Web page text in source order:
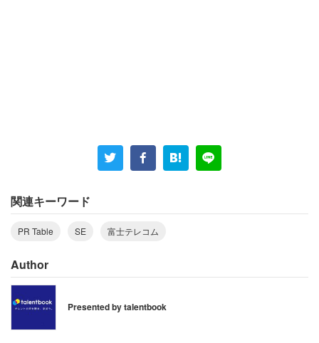
平岡 「他社の選考では面接官から営業職を勧めら
なら最終選考へお越しください、と言われました。
なので、技術部門への配属は驚きました。
ですが、意外なことに想像していた部署と違ったこ
とにギャップを抱えたわけではありませんでした。
希望していたモノづくりができるので嬉しかったの
を覚えています。入社 1年目は、日々わからないこ
関連キーワード
PR Table SE 富士テレコム
Author
Presented by talentbook